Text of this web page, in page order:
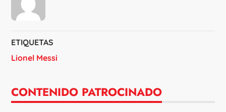
ETIQUETAS
Lionel Messi
CONTENIDO PATROCINADO